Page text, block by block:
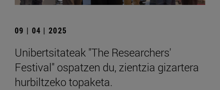
09 | 04 | 2025
Unibertsitateak "The Researchers'
Festival" ospatzen du, zientzia gizartera
hurbiltzeko topaketa.